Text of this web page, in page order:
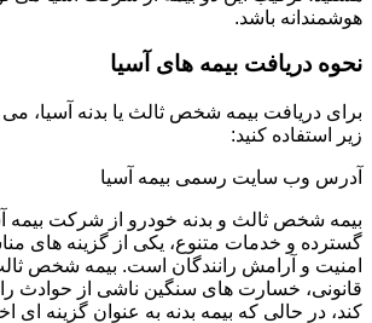
هوشمندانه باشد.
نحوه دریافت بیمه های آسیا
برای دریافت بیمه شخص ثالث یا بدنه آسیا،
زیر استفاده کنید:
آدرس وب سایت رسمی بیمه آسیا
بیمه شخص ثالث و بدنه خودرو از شرکت بیمه
گسترده و خدمات متنوع، یکی از گزینه های
امنیت و آرامش رانندگان است. بیمه شخص
قانونی، خسارت های سنگین ناشی از حوادث
کند، در حالی که بیمه بدنه به عنوان گزینه ای